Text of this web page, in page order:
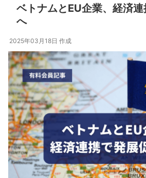
ベトナムとEU企業、経済
へ
2025年03月18日 作成